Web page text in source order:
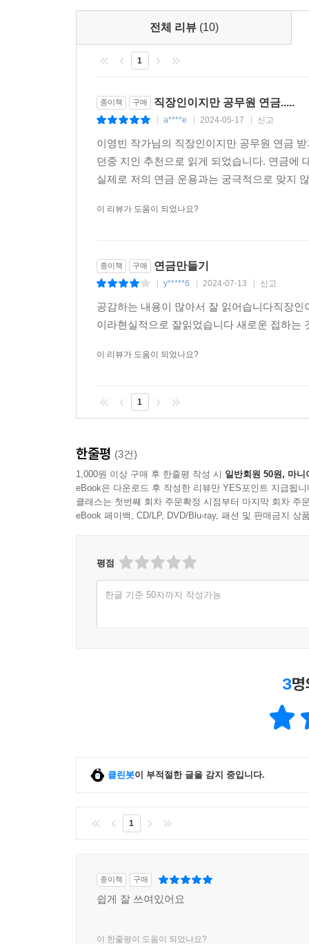
외벌이 부부, 맞벌이 부부, 자영업자, 전업주부
전체 리뷰 (10)
1
종이책 구매 직장인이지만 공무원 연금.....
a****e 2024-05-17 신고
이영빈 작가님의 직장인이지만 공무원 연금
던중 지인 추천으로 읽게 되었습니다. 연금에
실제로 저의 연금 운용과는 궁극적으로 맞지
이 리뷰가 도움이 되었나요?
종이책 구매 연금만들기
y*****6 2024-07-13 신고
공감하는 내용이 많아서 잘 읽어습니다직장
이라현실적으로 잘읽었습니다 새로운 접하
이 리뷰가 도움이 되었나요?
1
한줄평 (3건)
1,000원 이상 구매 후 한줄평 작성 시 일반회원 50원, 마니
eBook은 다운로드 후 작성한 리뷰만 YES포인트 지급됩니
클래스는 첫번째 회차 주문확정 시점부터 마지막 회차 주
eBook 페이백, CD/LP, DVD/Blu-ray, 패션 및 판매금지 상
평점
한글 기준 50자까지 작성가능
3
클린봇이 부적절한 글을 감지 중입니다.
1
종이책 구매
쉽게 잘 쓰여있어요
이 한줄평이 도움이 되었나요?